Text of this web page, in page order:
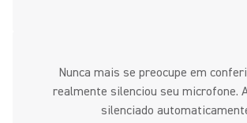
Nunca mais se preocupe em
realmente silenciou seu microfone.
silenciado